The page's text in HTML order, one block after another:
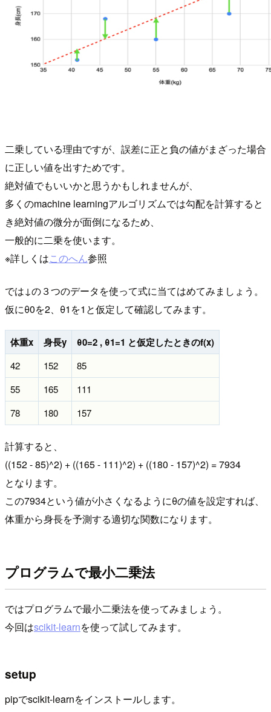
二乗している理由ですが、誤差に正と負の値がまざった場合
に正しい値を出すためです。
絶対値でもいいかと思うかもしれませんが、
多くのmachine learningアルゴリズムでは勾配を計算すると
き絶対値の微分が面倒になるため、
一般的に二乗を使います。
※詳しくはこのへん参照
では↓の３つのデータを使って式に当てはめてみましょう。
仮にθ0を2、θ1を1と仮定して確認してみます。
体重x 身長y θ0=2 , θ1=1 と仮定したときのf(x)
42 152
85
55
165
111
78
180 157
計算すると、
((152 - 85)^2) + ((165 - 111)^2) + ((180 - 157)^2) = 7934
となります。
この7934という値が小さくなるようにθの値を設定すれば、
体重から身長を予測する適切な関数になります。
プログラムで最小二乗法
ではプログラムで最小二乗法を使ってみましょう。
今回はscikit-learnを使って試してみます。
setup
pipでscikit-learnをインストールします。